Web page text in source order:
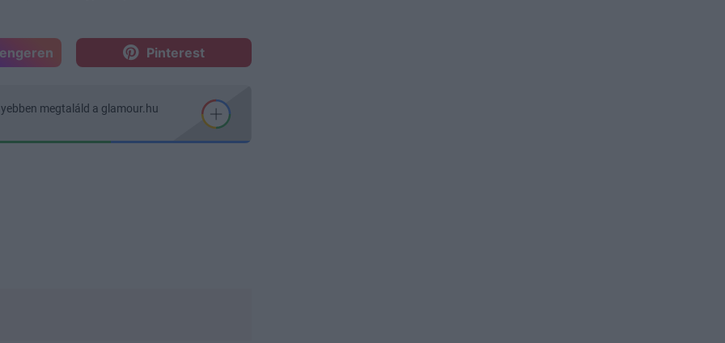
Pinterest
megtaláld a glamour.hu